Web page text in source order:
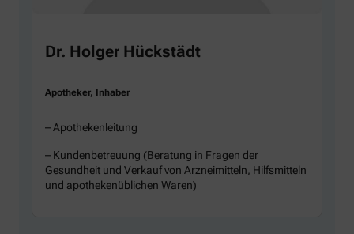
Dr. Holger Hückstädt
Apotheker, Inhaber
– Apothekenleitung
– Kundenbetreuung (Beratung in Fragen der
Gesundheit und Verkauf von Arzneimitteln, Hilfsmitteln
und apothekenüblichen Waren)